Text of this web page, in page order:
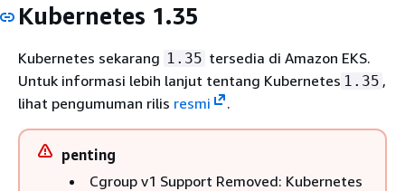
Kubernetes 1.35
Kubernetes sekarang 1.35 tersedia di Amazon EKS.
Untuk informasi lebih lanjut tentang Kubernetes 1.35 ,
lihat pengumuman rilis resmi .
penting
Cgroup v1 Support Removed: Kubernetes